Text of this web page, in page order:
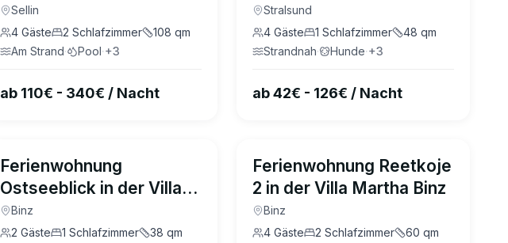
Sellin
Sellin
4 Gäste 2 Schlafzimmer 108 qm
Am Strand· Pool·+3
ab 110€ - 340€ / Nacht
Stralsund
4 Gäste 1 Schlafzimmer 48 qm
Strandnah· Hunde·+3
ab 42€ - 126€ / Nacht
Ferienwohnung
Ostseeblick in der Villa
Seeadler Binz
Binz
2 Gäste 1 Schlafzimmer 38 qm
4.8 34
Ferienwohnung Reetkoje
2 in der Villa Martha Binz
Binz
4 Gäste 2 Schlafzimmer 60 qm